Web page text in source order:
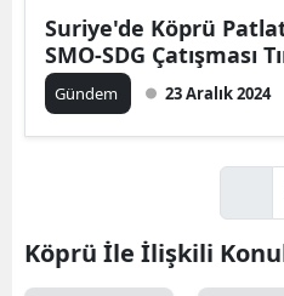
Suriye'de Köprü
SMO-SDG Çatışması
Gündem 23 Aralık 2024
Köprü İle İlişkili